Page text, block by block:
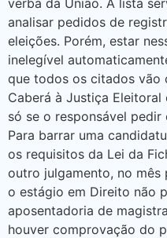
analisar pedidos de
eleições. Porém, estar
inelegível
que todos os citados vão
Caberá à Justiça
só se o responsável
Para barrar uma
os requisitos da Lei da
outro julgamento, no mês
o estágio em Direito não
aposentadoria de
houver comprovação do